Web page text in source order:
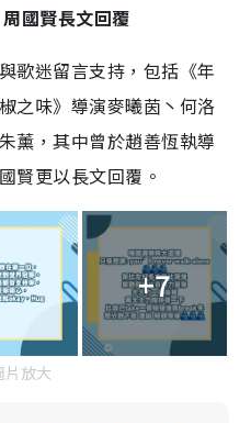
國賢長文回覆
歌迷留言支持，包括《年
之味》導演麥曦茵丶何洛
薰，其中曾於趙善恆執導
賢更以長文回覆。
+7
片放大